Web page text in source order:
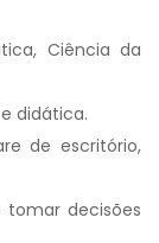
Ciência da
didática.
de escritório,
tomar decisões